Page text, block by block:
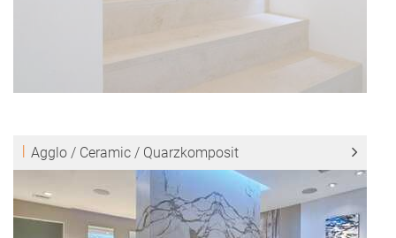
Agglo / Ceramic / Quarzkomposit